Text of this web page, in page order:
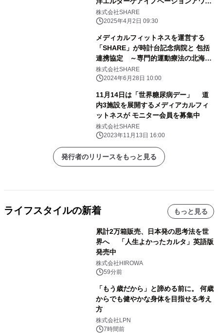
ド2025」にて 株式会社SHAREがファ
イナリストに選出
株式会社SHARE
2025年4月2日 09:30
メディカルフィットネスを運営する
「SHARE」が時計台記念病院と 包括
連携協定 ～専門的運動療法の北海道
提供エリアを拡大～
株式会社SHARE
2024年6月28日 10:00
11月14日は「世界糖尿病デー」 道
内3施設を展開するメディアカルフィ
ットネスが モニター会員を募集中
株式会社SHARE
2023年11月13日 16:00
発行者のリリースをもっと見る
ライフスタイルの新着 もっと見る
累計2万箱販売、日本発の思考法を世
界へ 「人生よかったカルタ」英語版
発売中
株式会社HIROWA
59分前
「もう歳だから」と諦める前に。 何歳
からでも健やかな身体を目指せる考え
方
株式会社LPN
7時間前